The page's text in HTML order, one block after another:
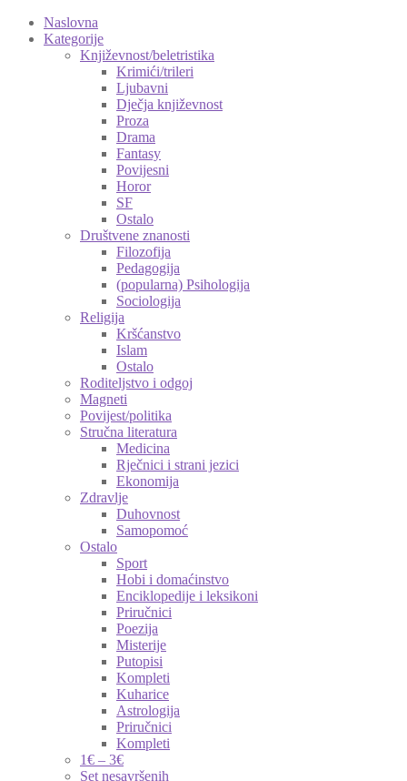
Naslovna
Kategorije
Književnost/beletristika
Krimići/trileri
Ljubavni
Dječja književnost
Proza
Drama
Fantasy
Povijesni
Horor
SF
Ostalo
Društvene znanosti
Filozofija
Pedagogija
(popularna) Psihologija
Sociologija
Religija
Kršćanstvo
Islam
Ostalo
Roditeljstvo i odgoj
Magneti
Povijest/politika
Stručna literatura
Medicina
Rječnici i strani jezici
Ekonomija
Zdravlje
Duhovnost
Samopomoć
Ostalo
Sport
Hobi i domaćinstvo
Enciklopedije i leksikoni
Priručnici
Poezija
Misterije
Putopisi
Kompleti
Kuharice
Astrologija
Priručnici
Kompleti
1€ – 3€
Set nesavršenih